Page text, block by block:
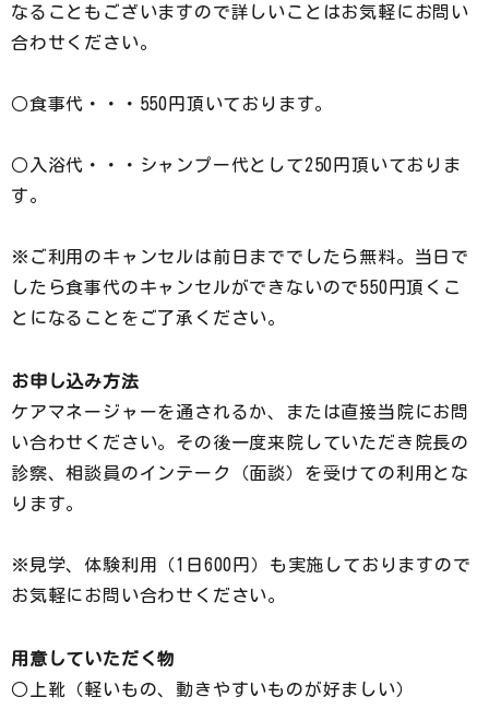
なることもございますので詳しいことはお気軽にお問い
合わせください。
○食事代・・・550円頂いております。
○入浴代・・・シャンプー代として250円頂いておりま
す。
※ご利用のキャンセルは前日まででしたら無料。当日で
したら食事代のキャンセルができないので550円頂くこ
とになることをご了承ください。
お申し込み方法
ケアマネージャーを通されるか、または直接当院にお問
い合わせください。その後一度来院していただき院長の
診察、相談員のインテーク（面談）を受けての利用とな
ります。
※見学、体験利用（1日600円）も実施しておりますので
お気軽にお問い合わせください。
用意していただく物
○上靴（軽いもの、動きやすいものが好ましい）